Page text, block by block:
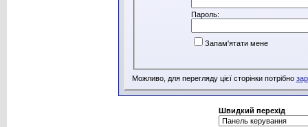
Пароль:
Запам'ятати мене
Можливо, для перегляду цієї сторінки потрібно
Швидкий перехід